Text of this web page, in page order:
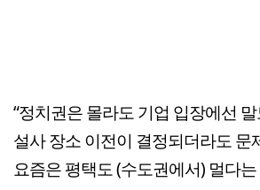
“정치권은 몰라도 기업 입장에선
설사 장소 이전이 결정되더라도 문
요즘은 평택도 (수도권에서) 멀다